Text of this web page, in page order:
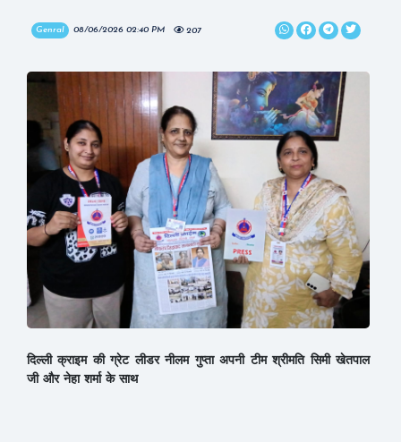
Genral 08/06/2026 02:40 PM 207
दिल्ली क्राइम की ग्रेट लीडर नीलम गुप्ता अपनी टीम श्रीमति सिमी खेतपाल
जी और नेहा शर्मा के साथ